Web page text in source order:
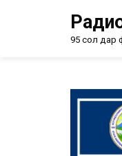
95 сол дар